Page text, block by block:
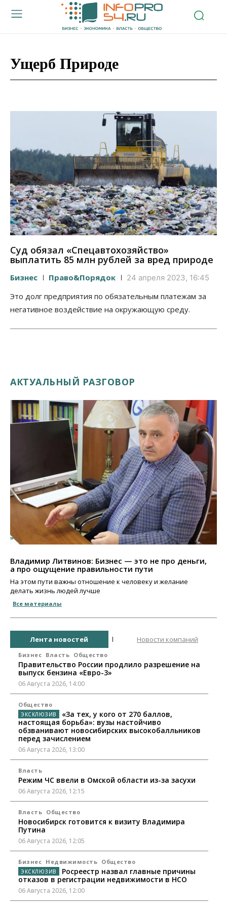
Ущерб Природе
Суд обязал «Спецавтохозяйство»
выплатить 85 млн рублей за вред природе
Бизнес Право&Порядок 24 апреля 2023, 16:45
Это долг предприятия по обязательным платежам за
негативное воздействие на окружающую среду.
АКТУАЛЬНЫЙ РАЗГОВОР
Владимир Литвинов: Бизнес — это не про деньги,
а про ощущение правильности пути
На этом пути важны отношение к человеку и желание
делать жизнь людей лучше
Все материалы
Лента новостей Новости компаний
Бизнес Власть Общество
Правительство России продлило разрешение на
выпуск бензина «Евро-3»
06 Августа 2026, 14:00
Общество
«За тех, у кого от 270 баллов,
настоящая борьба»: вузы настойчиво
обзванивают новосибирских высокобалльников
перед зачислением
06 Августа 2026, 13:00
Власть
Режим ЧС ввели в Омской области из-за засухи
06 Августа 2026, 12:15
Власть Общество
Новосибирск готовится к визиту Владимира
Путина
06 Августа 2026, 12:05
Бизнес Недвижимость Общество
Росреестр назвал главные причины
отказов в регистрации недвижимости в НСО
06 Августа 2026, 12:00